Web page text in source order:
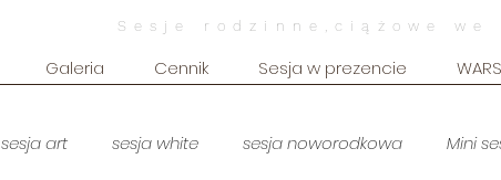
Sesje rodzinne,ciążowe we
Galeria Cennik Sesja w prezencie
sesja art sesja white sesja noworodkowa Mini